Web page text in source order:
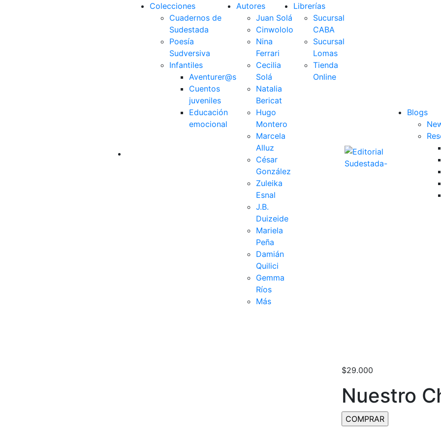
Colecciones
Cuadernos de
Sudestada
Poesía
Sudversiva
Infantiles
Aventurer@s
Cuentos
juveniles
Educación
emocional
Autores
Juan Solá
Cinwololo
Nina
Ferrari
Cecilia
Solá
Natalia
Bericat
Hugo
Montero
Marcela
Alluz
César
González
Zuleika
Esnal
J.B.
Duizeide
Mariela
Peña
Damián
Quilici
Gemma
Ríos
Más
Librerías
Sucursal
CABA
Sucursal
Lomas
Tienda
Online
Blogs
$29.000
Nuestro